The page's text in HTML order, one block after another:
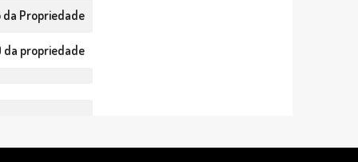
da Propriedade
da propriedade